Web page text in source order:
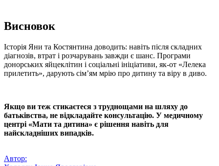
Висновок
Історія Яни та Костянтина доводить: навіть після складних
діагнозів, втрат і розчарувань завжди є шанс. Програми
донорських яйцеклітин і соціальні ініціативи, як-от «Лелека
прилетить», дарують сім’ям мрію про дитину та віру в диво.
Якщо ви теж стикаєтеся з труднощами на шляху до
батьківства, не відкладайте консультацію. У медичному
центрі «Мати та дитина» є рішення навіть для
найскладніших випадків.
Автор: